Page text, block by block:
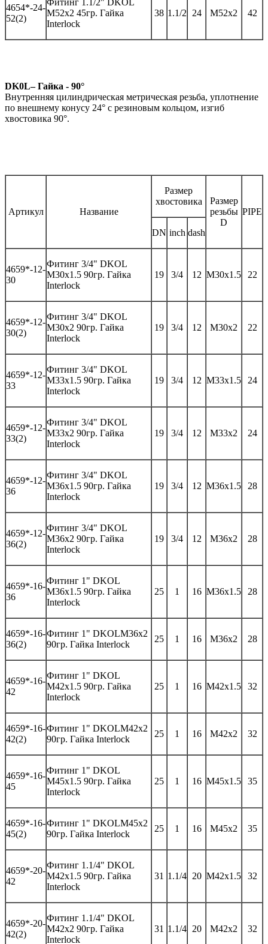
4654*-24-
52(2)
Фитинг 1.1/2" DKOL
M52x2 45гр. Гайка
Interlock
38 1.1/2 24 M52x2 42
DK0L– Гайка - 90°
Внутренняя цилиндрическая метрическая резьба, уплотнение
по внешнему конусу 24° с резиновым кольцом, изгиб
хвостовика 90°.
Артикул Название
Размер
хвостовика
Размер
резьбы
D
PIPE
DN inch dash
4659*-12-
30
Фитинг 3/4" DKOL
M30x1.5 90гр. Гайка
Interlock
19 3/4 12 M30x1.5 22
4659*-12-
30(2)
Фитинг 3/4" DKOL
M30x2 90гр. Гайка
Interlock
19 3/4 12 M30x2 22
4659*-12-
33
Фитинг 3/4" DKOL
M33x1.5 90гр. Гайка
Interlock
19 3/4 12 M33x1.5 24
4659*-12-
33(2)
Фитинг 3/4" DKOL
M33x2 90гр. Гайка
Interlock
19 3/4 12 M33x2 24
4659*-12-
36
Фитинг 3/4" DKOL
M36x1.5 90гр. Гайка
Interlock
19 3/4 12 M36x1.5 28
4659*-12-
36(2)
Фитинг 3/4" DKOL
M36x2 90гр. Гайка
Interlock
19 3/4 12 M36x2 28
4659*-16-
36
Фитинг 1" DKOL
M36x1.5 90гр. Гайка
Interlock
25 1 16 M36x1.5 28
4659*-16-
36(2)
Фитинг 1" DKOLM36x2
90гр. Гайка Interlock
25 1 16 M36x2 28
4659*-16-
42
Фитинг 1" DKOL
M42x1.5 90гр. Гайка
Interlock
25 1 16 M42x1.5 32
4659*-16-
42(2)
Фитинг 1" DKOLM42x2
90гр. Гайка Interlock
25 1 16 M42x2 32
4659*-16-
45
Фитинг 1" DKOL
M45x1.5 90гр. Гайка
Interlock
25 1 16 M45x1.5 35
4659*-16-
45(2)
Фитинг 1" DKOLM45x2
90гр. Гайка Interlock
25 1 16 M45x2 35
4659*-20-
42
Фитинг 1.1/4" DKOL
M42x1.5 90гр. Гайка
Interlock
31 1.1/4 20 M42x1.5 32
4659*-20-
42(2)
Фитинг 1.1/4" DKOL
M42x2 90гр. Гайка
Interlock
31 1.1/4 20 M42x2 32